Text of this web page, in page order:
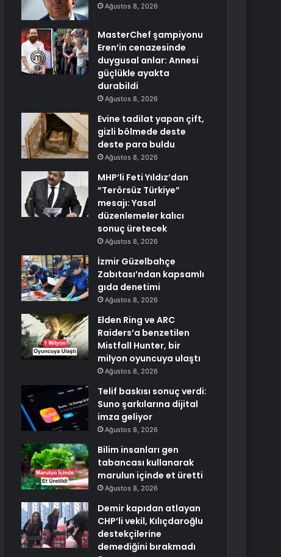
Ağustos 8, 2026
MasterChef şampiyonu
Eren’in cenazesinde
duygusal anlar: Annesi
güçlükle ayakta
durabildi
Ağustos 8, 2026
Evine tadilat yapan çift,
gizli bölmede deste
deste para buldu
Ağustos 8, 2026
MHP’li Feti Yıldız’dan
“Terörsüz Türkiye”
mesajı: Yasal
düzenlemeler kalıcı
sonuç üretecek
Ağustos 8, 2026
İzmir Güzelbahçe
Zabıtası’ndan kapsamlı
gıda denetimi
Ağustos 8, 2026
Elden Ring ve ARC
Raiders’a benzetilen
Mistfall Hunter, bir
milyon oyuncuya ulaştı
Ağustos 8, 2026
Telif baskısı sonuç verdi:
Suno şarkılarına dijital
imza geliyor
Ağustos 8, 2026
Bilim insanları gen
tabancası kullanarak
marulun içinde et üretti
Ağustos 8, 2026
Demir kapıdan atlayan
CHP’li vekil, Kılıçdaroğlu
destekçilerine
demediğini bırakmadı